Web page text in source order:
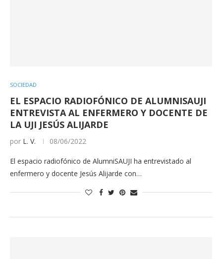
SOCIEDAD
EL ESPACIO RADIOFÓNICO DE ALUMNISAUJI
ENTREVISTA AL ENFERMERO Y DOCENTE DE
LA UJI JESÚS ALIJARDE
por L. V. 08/06/2022
El espacio radiofónico de AlumniSAUJI ha entrevistado al
enfermero y docente Jesús Alijarde con…